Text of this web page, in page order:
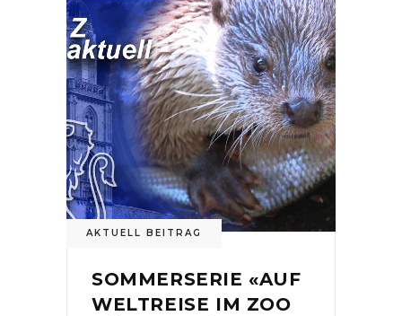
AKTUELL BEITRAG
SOMMERSERIE «AUF
WELTREISE IM ZOO